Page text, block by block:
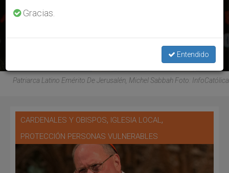
OCT 05, 2024 13:50
Patriarca Latino Emérito De Jerusalén, Michel Sabbah Foto: InfoCatólica
CARDENALES Y OBISPOS, IGLESIA LOCAL,
PROTECCIÓN PERSONAS VULNERABLES
Gracias.
Entendido